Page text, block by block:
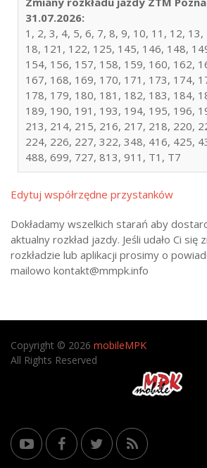
31.07.2026:
1, 2, 3, 4, 5, 6, 7, 8, 9, 10, 11, 12,
18, 121, 122, 125, 145, 146, 148,
154, 156, 157, 158, 159, 160, 162,
167, 168, 169, 170, 171, 173, 174,
178, 179, 180, 181, 182, 183, 184,
189, 190, 191, 193, 194, 195, 196,
213, 214, 215, 216, 217, 218, 220,
224, 226, 227, 322, 348, 416, 425,
488, 699, 727, 813, 911, T1, T7
Edytuj współrzędne przystanków
Dokładamy wszelkich starań aby
aktualny rozkład jazdy. Jeśli udało Ci się
rozkładzie lub aplikacji prosimy o
mailowo kontakt@mmpk.info
Copyright © 2026 mobileMPK
All Rights Reserved